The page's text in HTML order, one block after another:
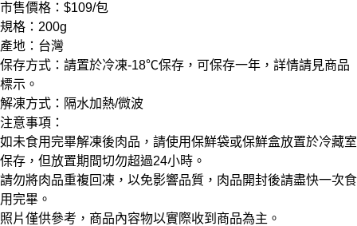
市售價格：$109/包
規格：200g
產地：台灣
保存方式：請置於冷凍-18℃保存，可保存一年，詳情請見商品
標示。
解凍方式：隔水加熱/微波
注意事項：
如未食用完畢解凍後肉品，請使用保鮮袋或保鮮盒放置於冷藏室
保存，但放置期間切勿超過24小時。
請勿將肉品重複回凍，以免影響品質，肉品開封後請盡快一次食
用完畢。
照片僅供參考，商品內容物以實際收到商品為主。